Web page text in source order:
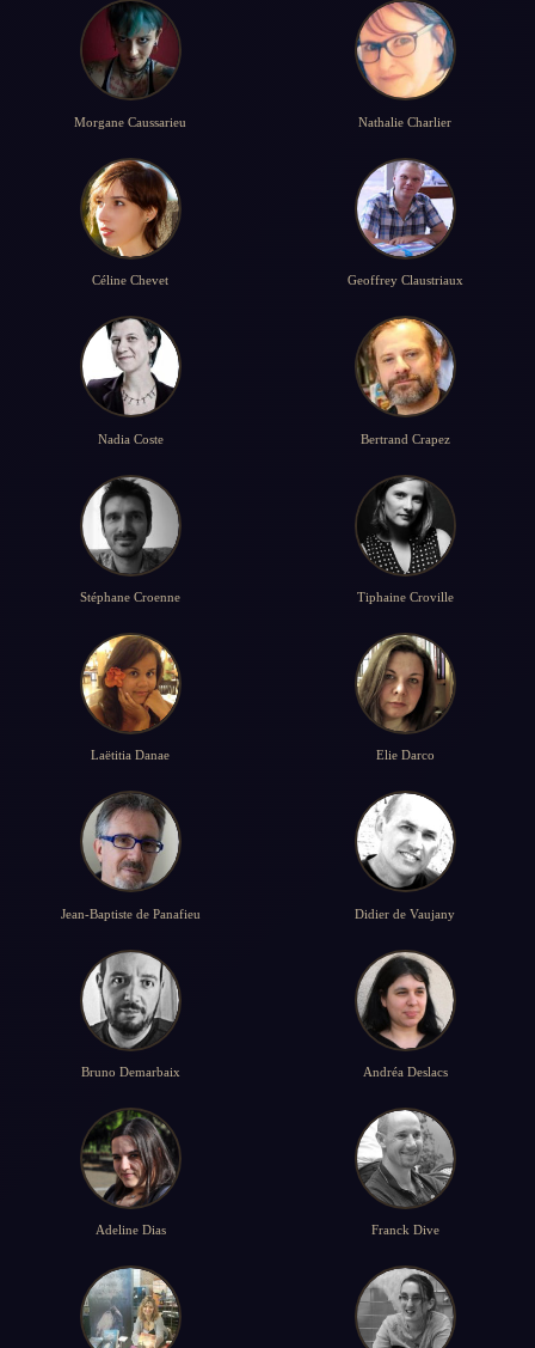
Morgane Caussarieu Nathalie Charlier
Céline Chevet Geoffrey Claustriaux
Nadia Coste Bertrand Crapez
Stéphane Croenne Tiphaine Croville
Laëtitia Danae Elie Darco
Jean-Baptiste de Panafieu Didier de Vaujany
Bruno Demarbaix Andréa Deslacs
Adeline Dias Franck Dive